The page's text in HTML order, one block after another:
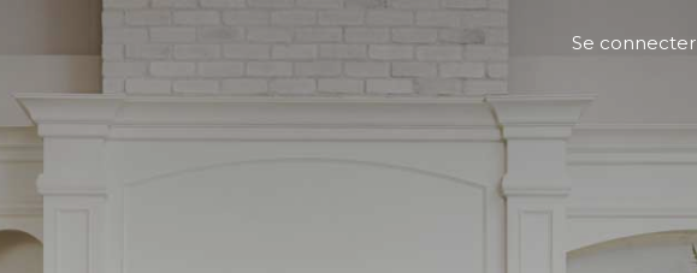
Se connecter